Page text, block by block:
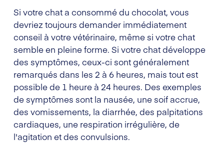
Si votre chat a consommé du chocolat, vous
devriez toujours demander immédiatement
conseil à votre vétérinaire, même si votre chat
semble en pleine forme. Si votre chat développe
des symptômes, ceux-ci sont généralement
remarqués dans les 2 à 6 heures, mais tout est
possible de 1 heure à 24 heures. Des exemples
de symptômes sont la nausée, une soif accrue,
des vomissements, la diarrhée, des palpitations
cardiaques, une respiration irrégulière, de
l'agitation et des convulsions.